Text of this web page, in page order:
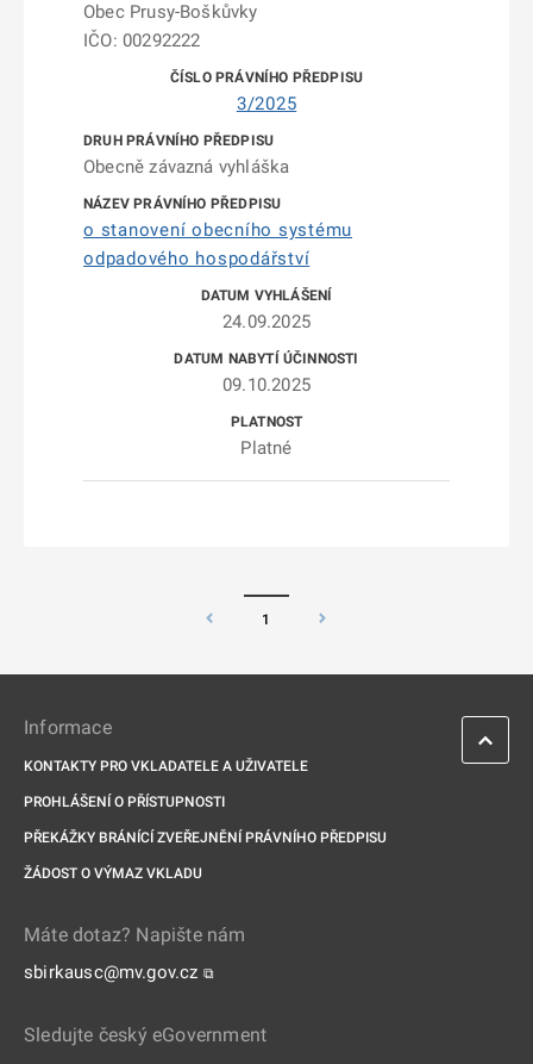
Obec Prusy-Boškůvky
IČO: 00292222
3/2025
Obecně závazná vyhláška
o stanovení obecního systému
odpadového hospodářství
24.09.2025
09.10.2025
Platné
1
Informace
KONTAKTY PRO VKLADATELE A UŽIVATELE
PROHLÁŠENÍ O PŘÍSTUPNOSTI
PŘEKÁŽKY BRÁNÍCÍ ZVEŘEJNĚNÍ PRÁVNÍHO PŘEDPISU
ŽÁDOST O VÝMAZ VKLADU
Máte dotaz? Napište nám
sbirkausc@mv.gov.cz ⧉
Sledujte český eGovernment